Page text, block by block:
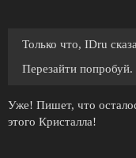
Только что, IDru
Перезайти попробуй.
Уже! Пишет, что
этого Кристалла!